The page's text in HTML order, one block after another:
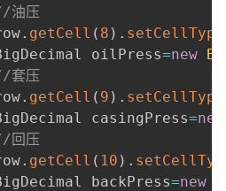
油压
. getCell ( 8 ) . setCellType
oilPress
=new
套压
. getCell ( 9 ) . setCellType
casingPress
=new
回压
. getCell ( 10 ) .
backPress
=new